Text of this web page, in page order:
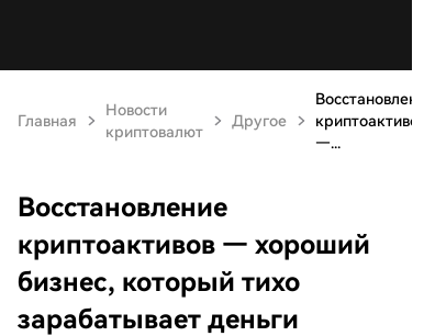
Главная
Новости
криптовалют
Другое
Восстановление
криптоактивов
—...
Восстановление
криптоактивов — хороший
бизнес, который тихо
зарабатывает деньги